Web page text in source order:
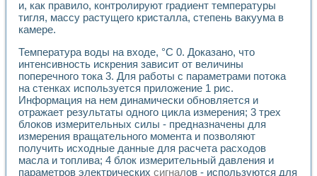
Разработка виртуальной лаборатории по электротехнике
Усовершенствованные алгоритмы частотного анализа
Технологии NI в магистерской программе «Прикладная
Система диагностики двигателей постоянного тока
Автоматизированный стенд формирования
Лабораторный практикум по курсу ИИС на базе
Партнеры
Академические и отраслевые институты
Учебные заведения
Бизнес
Контакты
и, как правило, контролируют градиент температуры
тигля, массу растущего кристалла, степень вакуума в
камере.
Температура воды на входе, °С 0. Доказано, что
интенсивность искрения зависит от величины
поперечного тока 3. Для работы с параметрами потока
на стенках используется приложение 1 рис.
Информация на нем динамически обновляется и
отражает результаты одного цикла измерения; 3 трех
блоков измерительных силы - предназначены для
измерения вращательного момента и позволяют
получить исходные данные для расчета расходов
масла и топлива; 4 блок измерительный давления и
параметров электрических сигналов - используются для